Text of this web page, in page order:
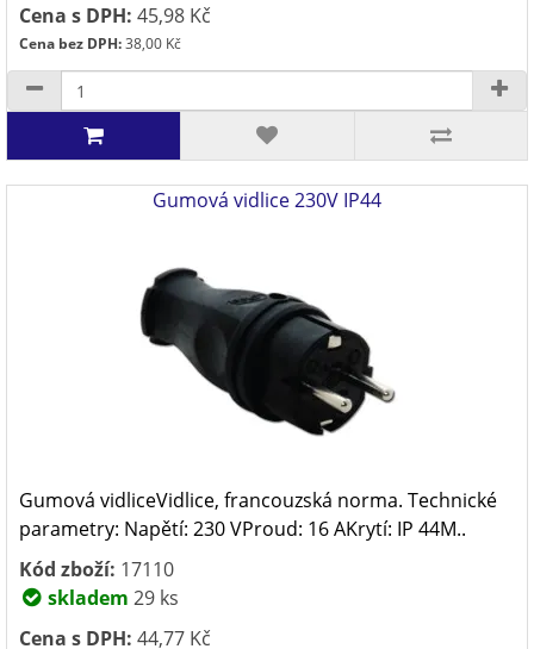
Cena s DPH: 45,98 Kč
Cena bez DPH:38,00 Kč
Gumová vidlice 230V IP44
Gumová vidliceVidlice, francouzská norma. Technické
parametry: Napětí: 230 VProud: 16 AKrytí: IP 44M..
Kód zboží: 17110
skladem 29 ks
Cena s DPH: 44,77 Kč